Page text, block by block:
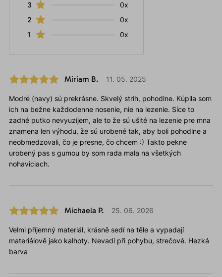
3
0x
2
0x
1
0x
Miriam B. 11. 05. 2025
Modré (navy) sú prekrásne. Skvelý strih, pohodlne. Kúpila som
ich na bežne každodenne nosenie, nie na lezenie. Síce to
zadné putko nevyuzijem, ale to že sú ušité na lezenie pre mna
znamena len výhodu, že sú urobené tak, aby boli pohodlne a
neobmedzovali, čo je presne, čo chcem :) Takto pekne
urobený pas s gumou by som rada mala na všetkých
nohaviciach.
Michaela P. 25. 06. 2026
Velmi příjemný materiál, krásně sedí na těle a vypadají
materiálově jako kalhoty. Nevadí při pohybu, strečové. Hezká
barva